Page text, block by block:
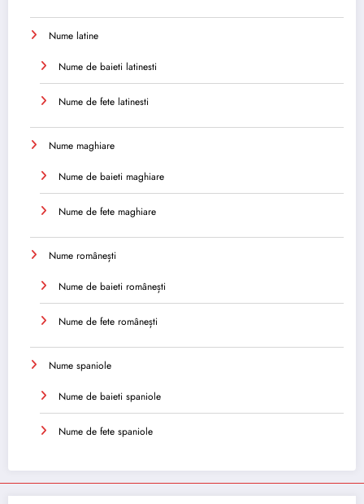
Nume latine
Nume de baieti latinesti
Nume de fete latinesti
Nume maghiare
Nume de baieti maghiare
Nume de fete maghiare
Nume românești
Nume de baieti românești
Nume de fete românești
Nume spaniole
Nume de baieti spaniole
Nume de fete spaniole